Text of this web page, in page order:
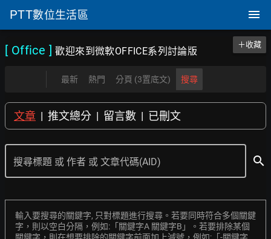
PTT數位生活區
[ Office ]歡迎來到微軟OFFICE系列討論版
＋收藏
最新 熱門 分頁 (3置底文) 搜尋
文章 | 推文總分 | 留言數 | 已刪文
搜尋標題 或 作者 或 文章代碼(AID) search
輸入要搜尋的關鍵字, 只對標題進行搜尋。若要同時符合多個關鍵
字，則以空白分隔，例如:「關鍵字A 關鍵字B」。若要排除某個